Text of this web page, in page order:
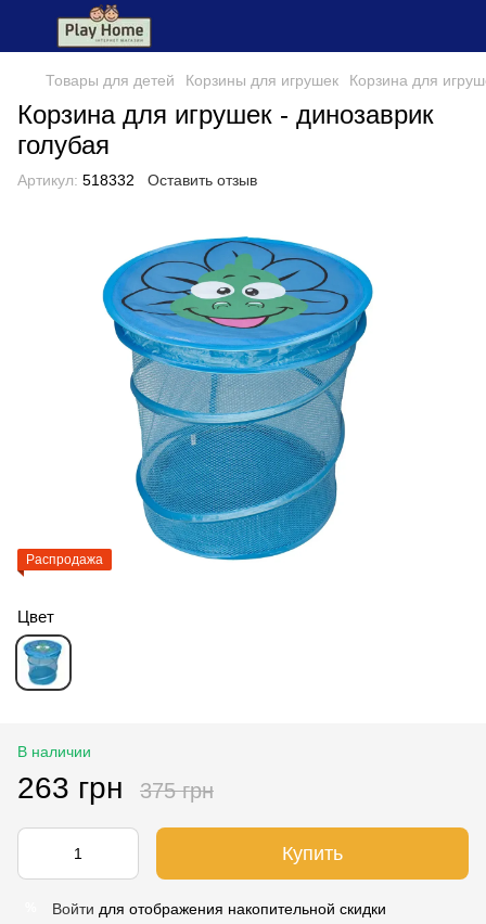
Товары для детей Корзины для игрушек Корзина для
Корзина для игрушек - динозаврик
голубая
Артикул: 518332 Оставить отзыв
Распродажа
Цвет
В наличии
263 грн 375 грн
Купить
Войти для отображения накопительной скидки